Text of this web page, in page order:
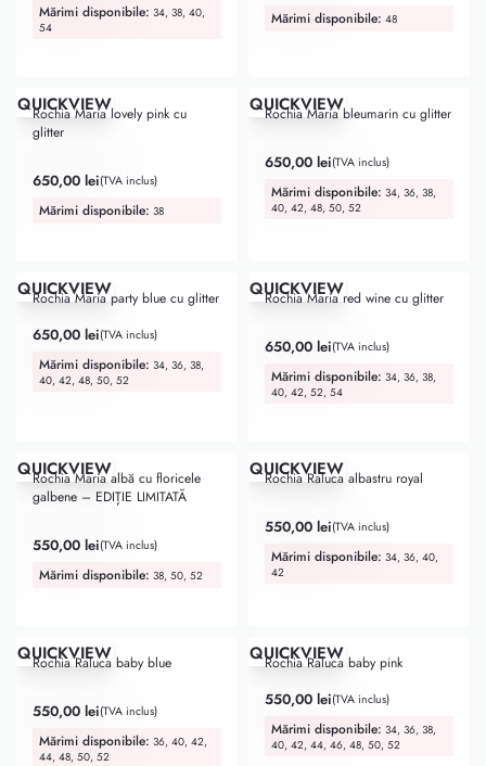
Mărimi disponibile: 34, 38, 40,
54
Mărimi disponibile: 48
QUICKVIEW
Rochia Maria lovely pink cu
glitter
Evaluat la 5.00din 5
650,00 lei(TVA inclus)
Mărimi disponibile: 38
QUICKVIEW
Rochia Maria bleumarin cu glitter
Evaluat la 5.00din 5
650,00 lei(TVA inclus)
Mărimi disponibile: 34, 36, 38,
40, 42, 48, 50, 52
QUICKVIEW
Rochia Maria party blue cu glitter
650,00 lei(TVA inclus)
Mărimi disponibile: 34, 36, 38,
40, 42, 48, 50, 52
QUICKVIEW
Rochia Maria red wine cu glitter
Evaluat la 5.00din 5
650,00 lei(TVA inclus)
Mărimi disponibile: 34, 36, 38,
40, 42, 52, 54
QUICKVIEW
Rochia Maria albă cu floricele
galbene – EDIȚIE LIMITATĂ
Evaluat la 5.00din 5
550,00 lei(TVA inclus)
Mărimi disponibile: 38, 50, 52
QUICKVIEW
Rochia Raluca albastru royal
Evaluat la 5.00din 5
550,00 lei(TVA inclus)
Mărimi disponibile: 34, 36, 40,
42
QUICKVIEW
Rochia Raluca baby blue
Evaluat la 5.00din 5
550,00 lei(TVA inclus)
Mărimi disponibile: 36, 40, 42,
44, 48, 50, 52
QUICKVIEW
Rochia Raluca baby pink
550,00 lei(TVA inclus)
Mărimi disponibile: 34, 36, 38,
40, 42, 44, 46, 48, 50, 52